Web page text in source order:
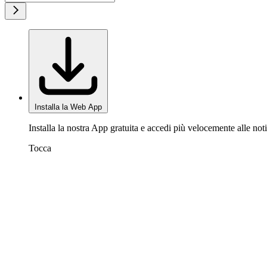
Installa la Web App
Installa la nostra App gratuita e accedi più velocemente alle
Tocca